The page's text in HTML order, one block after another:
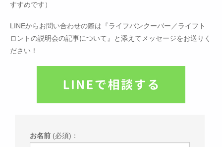
すすめです）
LINEからお問い合わせの際は『ライフバンクーバー／ライフト
ロントの説明会の記事について』と添えてメッセージをお送りく
ださい！
お名前 (必須)：